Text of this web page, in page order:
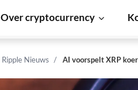
Over cryptocurrency
Ripple Nieuws AI voorspelt XRP